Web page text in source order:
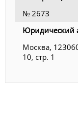
№ 2673
Юридический
Москва,
10, стр. 1